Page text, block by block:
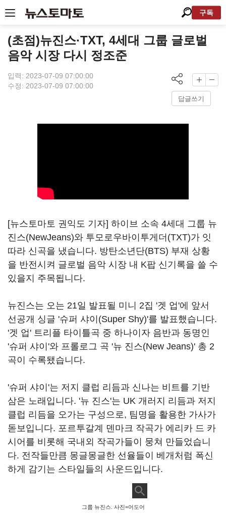
구독
(초점)뉴진스·TXT, 4세대 그룹 글로벌
음악 시장 다시 정조준
입력: 2023-07-09 07:00:00
수정: 2023-07-09 07:00:00
답글쓰기
[뉴스토마토 권익도 기자] 하이브 소속 4세대 그룹 뉴
진스(NewJeans)와 투모로우바이투게더 (TXT)가 잇
따라 신곡을 냈습니다. 방탄소년단(BTS) 부재 상황
을 반전시켜 글로벌 음악 시장 내 K팝 신기록을 쓸 수
있을지 주목됩니다.
뉴진스는 오는 21일 발표될 미니 2집 '겟 업 '에 앞서
선공개 싱글 '슈퍼 샤이 (Super Shy)'를 발표했습니다.
'겟 업 ' 트리플 타이틀곡 중 하나이자 음반과 동명인
'슈퍼 샤이 '와 프롤로그 곡 '뉴 진스(New Jeans)' 총 2
곡이 수록됐습니다.
'슈퍼 샤이 '는 저지 클럽 리듬과 신나는 비트를 기반
삼은 노래입니다. '뉴 진스'는 UK 개러지 리듬과 저지
클럽 리듬을 오가는 구성으로, 팀명을 활용한 가사가
돋보입니다. 포르투갈계 덴마크 작곡가 에리카 드 카
시어를 비롯해 국내외 작곡가들이 뭉쳐 만들었습니
다. 전작들만큼 몽글몽글한 선율들이 베개처럼 폭신
하게 감기는 스타일들의 사운드입니다.
그룹 뉴진스. 사진=어도어